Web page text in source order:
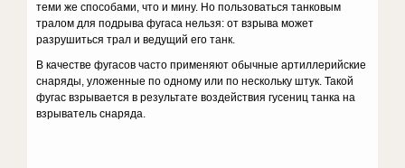
теми же способами, что и мину. Но пользоваться танковым
тралом для подрыва фугаса нельзя: от взрыва может
разрушиться трал и ведущий его танк.
В качестве фугасов часто применяют обычные артиллерийские
сна­ряды, уложенные по одному или по нескольку штук. Такой
фугас взрывается в результате воздействия гусениц танка на
взрыватель снаряда.